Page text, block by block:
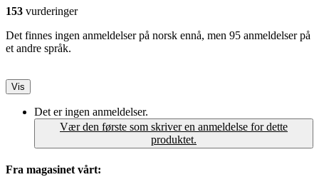
153 vurderinger
Det finnes ingen anmeldelser på norsk ennå, men 95 anmeldelser på
et andre språk.
Vis
Det er ingen anmeldelser.
Vær den første som skriver en anmeldelse for dette
produktet.
Fra magasinet vårt: